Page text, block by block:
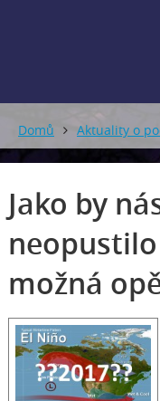
Domů Aktuality o
neopustilo – El Niño je
Jako by
možná